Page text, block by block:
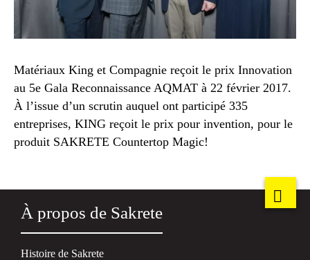
Matériaux King et Compagnie reçoit le prix Innovation
au 5e Gala Reconnaissance AQMAT à 22 février 2017.
À l’issue d’un scrutin auquel ont participé 335
entreprises, KING reçoit le prix pour invention, pour le
produit SAKRETE Countertop Magic!
À propos de Sakrete
Histoire de Sakrete